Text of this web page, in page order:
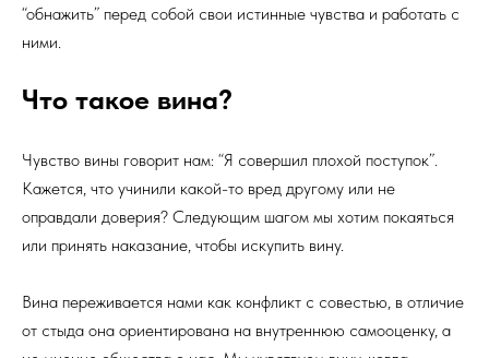
“обнажить” перед собой свои истинные чувства и работать с
ними.
Что такое вина?
Чувство вины говорит нам: “Я совершил плохой поступок”.
Кажется, что учинили какой-то вред другому или не
оправдали доверия? Следующим шагом мы хотим покаяться
или принять наказание, чтобы искупить вину.
Вина переживается нами как конфликт с совестью, в отличие
от стыда она ориентирована на внутреннюю самооценку, а